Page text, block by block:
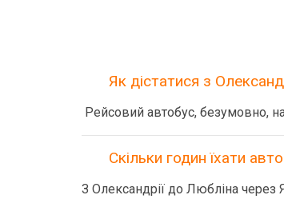
Як дістатися з
Рейсовий автобус, безумовно,
Скільки годин їхати
З Олександрії до Любліна через